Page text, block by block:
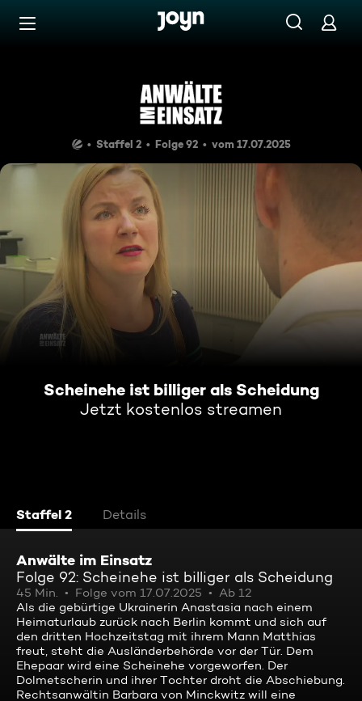
Zum Inhalt springen
Scheinehe ist billiger als
Staffel 2 Folge 92 vom 17.07.2025
Scheinehe ist billiger als Scheidung
Jetzt kostenlos streamen
Staffel 2 Details
Anwälte im Einsatz
Folge 92: Scheinehe ist billiger als Scheidung
45 Min. Folge vom 17.07.2025
Ab 12
Als die gebürtige Ukrainerin Anastasia nach einem
Heimaturlaub zurück nach Berlin kommt und sich auf
den dritten Hochzeitstag mit ihrem Mann Matthias
freut, steht die Ausländerbehörde vor der Tür. Dem
Ehepaar wird eine Scheinehe vorgeworfen. Der
Dolmetscherin und ihrer Tochter droht die Abschiebung.
Rechtsanwältin Barbara von Minckwitz will eine